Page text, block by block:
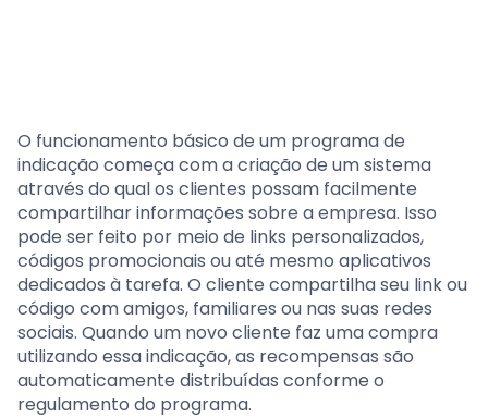
O funcionamento básico de um programa de
indicação começa com a criação de um sistema
através do qual os clientes possam facilmente
compartilhar informações sobre a empresa. Isso
pode ser feito por meio de links personalizados,
códigos promocionais ou até mesmo aplicativos
dedicados à tarefa. O cliente compartilha seu link ou
código com amigos, familiares ou nas suas redes
sociais. Quando um novo cliente faz uma compra
utilizando essa indicação, as recompensas são
automaticamente distribuídas conforme o
regulamento do programa.